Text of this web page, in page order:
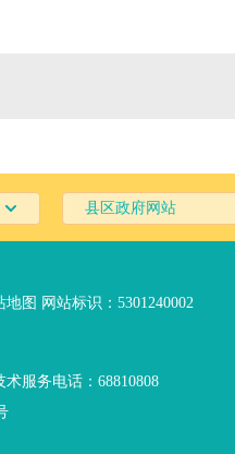
县区政府网站
地图 网站标识：5301240002
服务电话：68810808